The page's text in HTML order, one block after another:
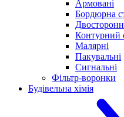
Армовані
Бордюрна
Контурний
Малярні
Пакувальні
Сигнальні
Фільтр-воронки
Будівельна хімія